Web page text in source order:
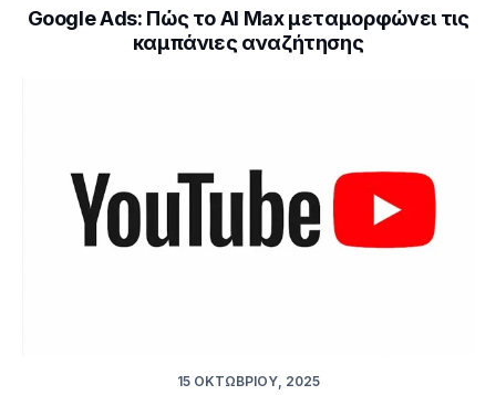
Google Ads: Πώς το AI Max μεταμορφώνει τις
καμπάνιες αναζήτησης
15 ΟΚΤΩΒΡΊΟΥ, 2025